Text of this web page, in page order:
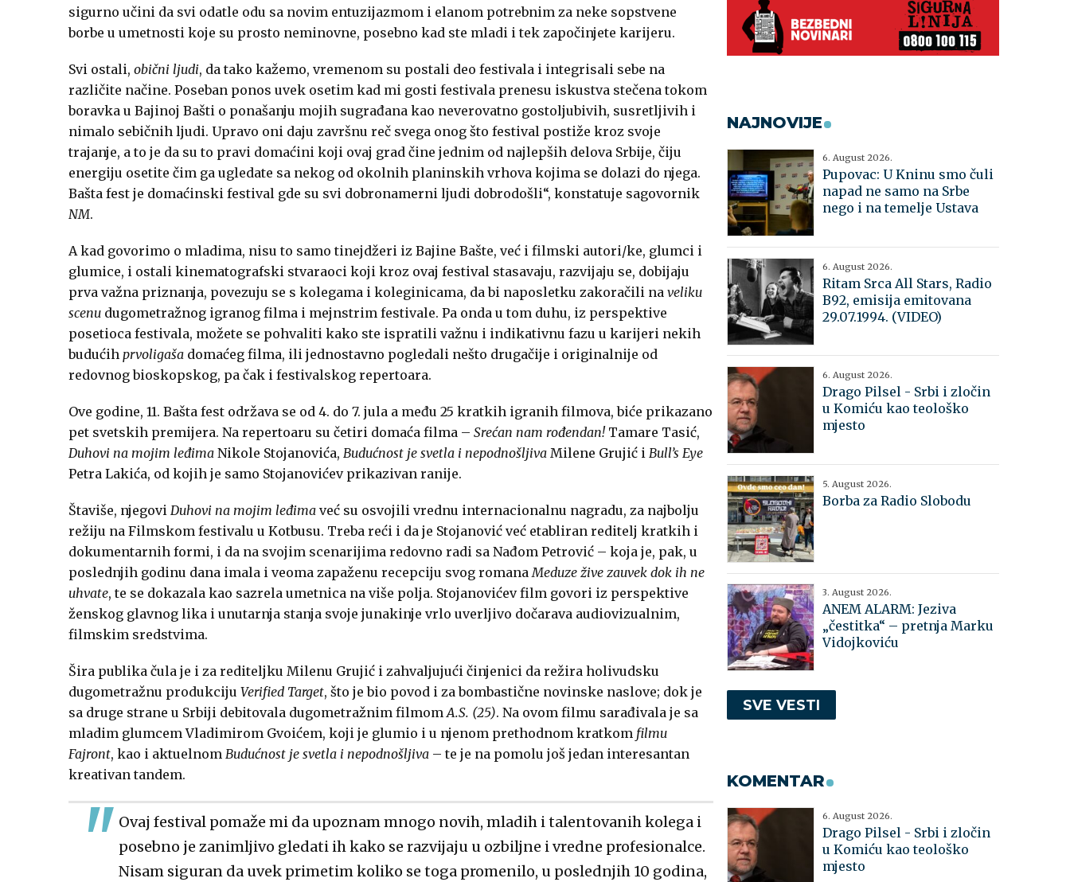
sigurno učini da svi odatle odu sa novim entuzijazmom i elanom potrebnim za neke sopstvene
borbe u umetnosti koje su prosto neminovne, posebno kad ste mladi i tek započinjete karijeru.
Svi ostali, obični ljudi, da tako kažemo, vremenom su postali deo festivala i integrisali sebe na
različite načine. Poseban ponos uvek osetim kad mi gosti festivala prenesu iskustva stečena tokom
boravka u Bajinoj Bašti o ponašanju mojih sugrađana kao neverovatno gostoljubivih, susretljivih i
nimalo sebičnih ljudi. Upravo oni daju završnu reč svega onog što festival postiže kroz svoje
trajanje, a to je da su to pravi domaćini koji ovaj grad čine jednim od najlepših delova Srbije, čiju
energiju osetite čim ga ugledate sa nekog od okolnih planinskih vrhova kojima se dolazi do njega.
Bašta fest je domaćinski festival gde su svi dobronamerni ljudi dobrodošli“, konstatuje sagovornik
NM.
A kad govorimo o mladima, nisu to samo tinejdžeri iz Bajine Bašte, već i filmski autori/ke, glumci i
glumice, i ostali kinematografski stvaraoci koji kroz ovaj festival stasavaju, razvijaju se, dobijaju
prva važna priznanja, povezuju se s kolegama i koleginicama, da bi naposletku zakoračili na veliku
scenu dugometražnog igranog filma i mejnstrim festivale. Pa onda u tom duhu, iz perspektive
posetioca festivala, možete se pohvaliti kako ste ispratili važnu i indikativnu fazu u karijeri nekih
budućih prvoligaša domaćeg filma, ili jednostavno pogledali nešto drugačije i originalnije od
redovnog bioskopskog, pa čak i festivalskog repertoara.
Ove godine, 11. Bašta fest održava se od 4. do 7. jula a među 25 kratkih igranih filmova, biće prikazano
pet svetskih premijera. Na repertoaru su četiri domaća filma – Srećan nam rođendan! Tamare Tasić,
Duhovi na mojim leđima Nikole Stojanovića, Budućnost je svetla i nepodnošljiva Milene Grujić i Bull’s Eye
Petra Lakića, od kojih je samo Stojanovićev prikazivan ranije.
Štaviše, njegovi Duhovi na mojim leđima već su osvojili vrednu internacionalnu nagradu, za najbolju
režiju na Filmskom festivalu u Kotbusu. Treba reći i da je Stojanović već etabliran reditelj kratkih i
dokumentarnih formi, i da na svojim scenarijima redovno radi sa Nađom Petrović – koja je, pak, u
poslednjih godinu dana imala i veoma zapaženu recepciju svog romana Meduze žive zauvek dok ih ne
uhvate, te se dokazala kao sazrela umetnica na više polja. Stojanovićev film govori iz perspektive
ženskog glavnog lika i unutarnja stanja svoje junakinje vrlo uverljivo dočarava audiovizualnim,
filmskim sredstvima.
Šira publika čula je i za rediteljku Milenu Grujić i zahvaljujući činjenici da režira holivudsku
dugometražnu produkciju Verified Target, što je bio povod i za bombastične novinske naslove; dok je
sa druge strane u Srbiji debitovala dugometražnim filmom A.S. (25). Na ovom filmu sarađivala je sa
mladim glumcem Vladimirom Gvoićem, koji je glumio i u njenom prethodnom kratkom filmu
Fajront, kao i aktuelnom Budućnost je svetla i nepodnošljiva – te je na pomolu još jedan interesantan
kreativan tandem.
Ovaj festival pomaže mi da upoznam mnogo novih, mladih i talentovanih kolega i
posebno je zanimljivo gledati ih kako se razvijaju u ozbiljne i vredne profesionalce.
Nisam siguran da uvek primetim koliko se toga promenilo, u poslednjih 10 godina,
NAJNOVIJE
6. August 2026.
Pupovac: U Kninu smo čuli
napad ne samo na Srbe
nego i na temelje Ustava
6. August 2026.
Ritam Srca All Stars, Radio
B92, emisija emitovana
29.07.1994. (VIDEO)
6. August 2026.
Drago Pilsel - Srbi i zločin
u Komiću kao teološko
mjesto
5. August 2026.
Borba za Radio Slobodu
3. August 2026.
ANEM ALARM: Jeziva
„čestitka“ – pretnja Marku
Vidojkoviću
SVE VESTI
KOMENTAR
6. August 2026.
Drago Pilsel - Srbi i zločin
u Komiću kao teološko
mjesto